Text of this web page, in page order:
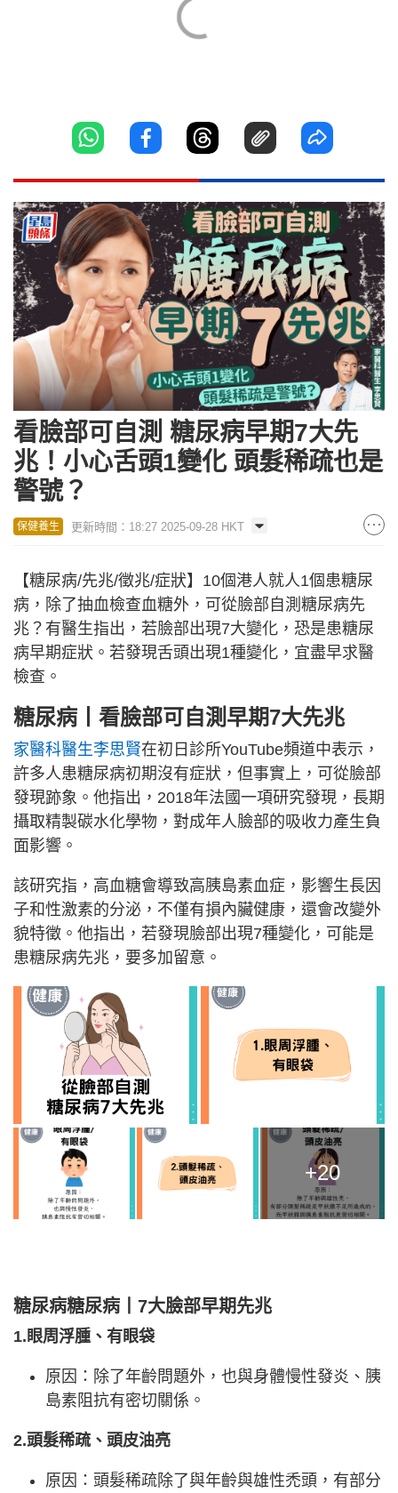
看臉部可自測 糖尿病早期7大先
兆！小心舌頭1變化 頭髮稀疏也是
警號？
保健養生 更新時間：18:27 2025-09-28 HKT
【糖尿病/先兆/徵兆/症狀】10個港人就人1個患糖尿
病，除了抽血檢查血糖外，可從臉部自測糖尿病先
兆？有醫生指出，若臉部出現7大變化，恐是患糖尿
病早期症狀。若發現舌頭出現1種變化，宜盡早求醫
檢查。
糖尿病丨看臉部可自測早期7大先兆
家醫科醫生李思賢在初日診所YouTube頻道中表示，
許多人患糖尿病初期沒有症狀，但事實上，可從臉部
發現跡象。他指出，2018年法國一項研究發現，長期
攝取精製碳水化學物，對成年人臉部的吸收力產生負
面影響。
該研究指，高血糖會導致高胰島素血症，影響生長因
子和性激素的分泌，不僅有損內臟健康，還會改變外
貌特徵。他指出，若發現臉部出現7種變化，可能是
患糖尿病先兆，要多加留意。
+20
糖尿病糖尿病丨7大臉部早期先兆
1.眼周浮腫、有眼袋
原因：除了年齡問題外，也與身體慢性發炎、胰
島素阻抗有密切關係。
2.頭髮稀疏、頭皮油亮
原因：頭髮稀疏除了與年齡與雄性禿頭，有部分